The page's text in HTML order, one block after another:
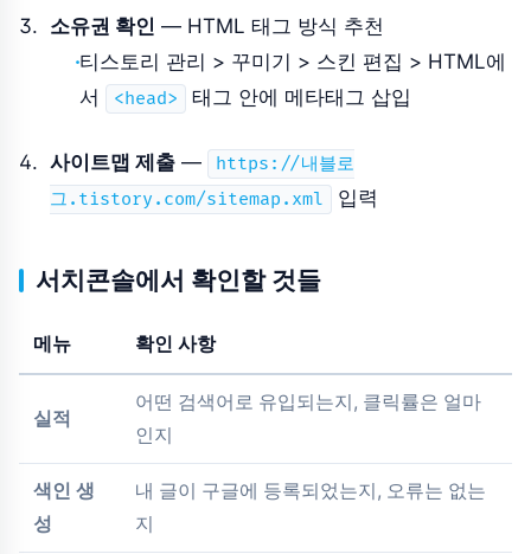
소유권 확인 — HTML 태그 방식 추천
티스토리 관리 > 꾸미기 > 스킨 편집 > HTML에
서
<head> 태그 안에 메타태그 삽입
사이트맵 제출—
https://내블로
그.tistory.com/sitemap.xml
입력
서치콘솔에서 확인할 것들
메뉴 확인 사항
실적
어떤 검색어로 유입되는지, 클릭률은 얼마
인지
색인 생
성
내 글이 구글에 등록되었는지, 오류는 없는
지